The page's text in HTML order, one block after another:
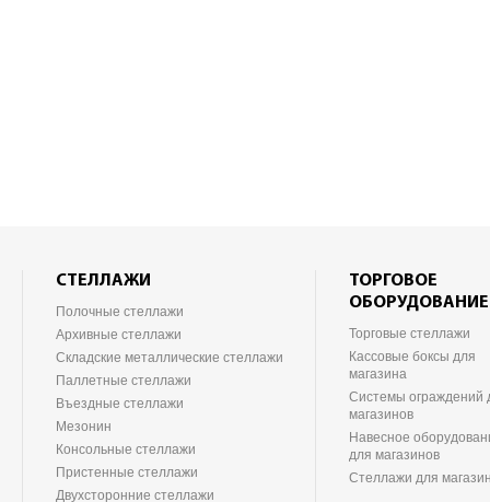
СТЕЛЛАЖИ
Полочные стеллажи
Архивные стеллажи
Складские металлические стеллажи
Паллетные стеллажи
Въездные стеллажи
Мезонин
Консольные стеллажи
Пристенные стеллажи
Двухсторонние стеллажи
ТОРГОВОЕ
ОБОРУДОВАНИЕ
Торговые стеллажи
Кассовые боксы для
магазина
Системы ограждений
магазинов
Навесное
для магазинов
Стеллажи для